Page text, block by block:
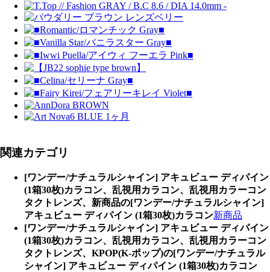
関連カテゴリ
[ワンデー/ナチュラルシャイン] アキュビュー ディパイン
(1箱30枚)カラコン、乱視用カラコン、乱視用カラーコン
タクトレンズ、新商品の[ワンデー/ナチュラルシャイン]
アキュビュー ディパイン (1箱30枚)カラコン新商品
[ワンデー/ナチュラルシャイン] アキュビュー ディパイン
(1箱30枚)カラコン、乱視用カラコン、乱視用カラーコン
タクトレンズ、KPOP(K-ポップ)の[ワンデー/ナチュラル
シャイン] アキュビュー ディパイン (1箱30枚)カラコン